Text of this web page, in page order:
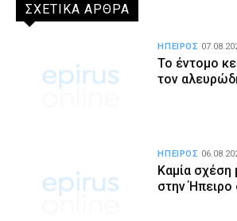
ΣΧΕΤΙΚΑ ΑΡΘΡΑ
Το έντομο
τον
ΗΠΕΙΡΟΣ
Καμία σχέση
στην Ήπειρο
ΗΠΕΙΡΟΣ